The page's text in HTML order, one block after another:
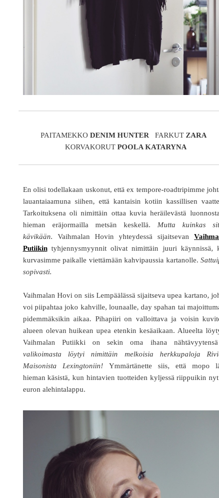
PAITAMEKKODENIM HUNTER FARKUT ZARA
KORVAKORUT POOLA KATARYNA
En olisi todellakaan uskonut, että ex tempore-roadtripimme
lauantaiaamuna siihen, että kantaisin kotiin kassillisen
Tarkoituksena oli nimittäin ottaa kuvia heräilevästä
hieman eräjormailla metsän keskellä. Mutta kuinkas
kävikään. Vaihmalan Hovin yhteydessä sijaitsevan
Putiikintyhjennysmyynnit olivat nimittäin juuri käynnissä,
kurvasimme paikalle viettämään kahvipaussia kartanolle.
sopivasti.
Vaihmalan Hovi on siis Lempäälässä sijaitseva upea kartano,
voi piipahtaa joko kahville, lounaalle, day spahan tai
pidemmäksikin aikaa. Pihapiiri on valloittava ja voisin
alueen olevan huikean upea etenkin kesäaikaan. Alueelta
Vaihmalan Putiikki on sekin oma ihana
valikoimasta löytyi nimittäin melkoisia herkkupaloja
Maisonista Lexingtoniin! Ymmärtänette siis, että mopo
hieman käsistä, kun hintavien tuotteiden kyljessä riippuikin
euron alehintalappu.